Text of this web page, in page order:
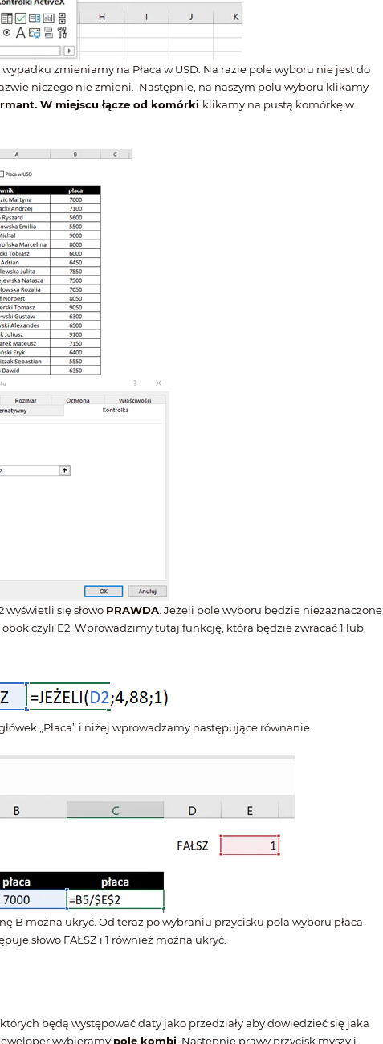
zmieniamy na Płaca w USD. Na razie pole wyboru nie jest do
niczego nie zmieni. Następnie, na naszym polu wyboru klikamy
W miejscu łącze od komórki klikamy na pustą komórkę w
się słowo PRAWDA. Jeżeli pole wyboru będzie niezaznaczone
obok czyli E2. Wprowadzimy tutaj funkcję, która będzie zwracać 1 lub
„Płaca” i niżej wprowadzamy następujące równanie.
B można ukryć. Od teraz po wybraniu przycisku pola wyboru płaca
słowo FAŁSZ i 1 również można ukryć.
będą występować daty jako przedziały aby dowiedzieć się jaka
wybieramy pole kombi. Następnie prawy przycisk myszy i